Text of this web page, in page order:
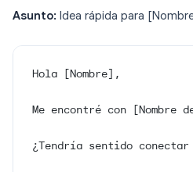
Asunto: Idea rápida para
Hola [Nombre],
Me encontré con
¿Tendría sentido conectar